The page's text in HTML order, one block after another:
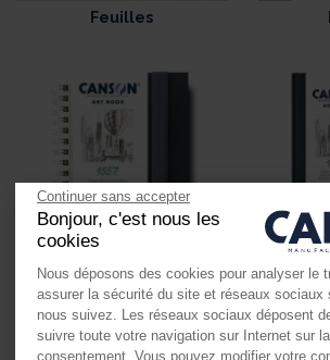
Feuilles
Carnet spiralé
Continuer sans accepter
Bonjour, c'est nous les
cookies
Nous déposons des cookies pour analyser le
assurer la sécurité du site et réseaux sociaux
nous suivez. Les réseaux sociaux déposent
suivre toute votre navigation sur Internet sur
consentement. Vous pouvez modifier votre